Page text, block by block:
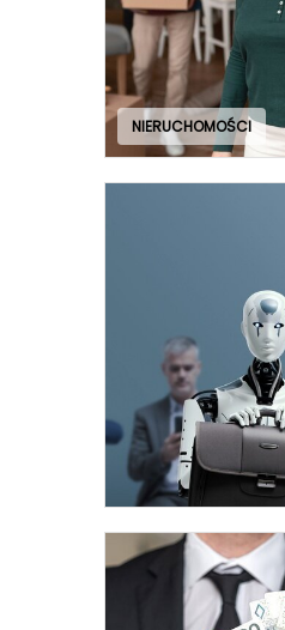
NIERUCHOMOŚCI